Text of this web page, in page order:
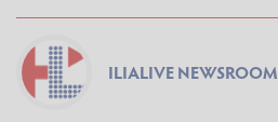
ILIALIVE NEWSROOM